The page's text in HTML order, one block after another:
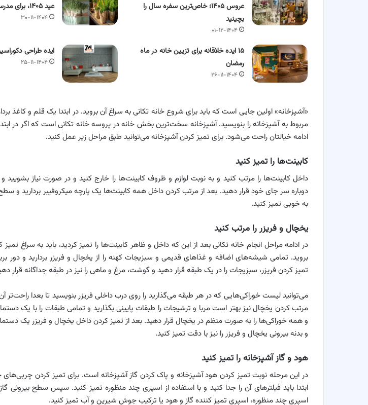
عروس ۱۴۰۵؛ خاص‌ترین سفره سال را
بچینید
۰۱-۱۲-۱۴۰۴
عید ۱۴۰۵، برای مدرسه، خانه و …
۳۰-۱۱-۱۴۰۴
۱۵ ایده خلاقانه برای تزیین خانه در ماه
رمضان
۲۶-۱۱-۱۴۰۴
ایده طراحی
۲۵-۱۱-۱۴۰۴
«آشپزخانه» اولین جایی است که باید برای شروع خانه تکانی به سراغ آن بروید. در ابتدا یک قلم و کاغذ
مربوط به آشپزخانه را بنویسید. آشپزخانه سخت‌ترین بخش خانه در پروسه خانه تکانی است که اگر در ابتدا
ادامه خیالتان راحت می‌شود. برای تمیز کردن آشپزخانه می‌توانید طبق مراحل زیر عمل کنید.
کابینت‌ها را تمیز کنید
داخل کابینت‌ها را مرتب کنید و به نوبت لوازم و ظروف کابینت‌ها را خارج کنید و در صورت نیاز
دوباره سر جای خود قرار دهید. بعد از مرتب کردن داخل همه کابینت‌ها یک پارچه میکروفیبر بردارید و سطح
به خوبی تمیز کنید.
یخچال و فریزر را مرتب کنید
در ادامه مراحل انجام خانه تکانی بعد از این که داخل و ظاهر کابینت‌ها را تمیز کردید، باید به سراغ
بروید. تمامی شیشه‌های اضافه و غذاهای قدیمی و سبزیجات کهنه را از یخچال و فریزر بردارید و دور
تمیز کردن فریزر، سبزیجات را در یک طبقه قرار دهید و گوشت، مرغ و ماهی را نیز در طبقه جداگانه قرار
می‌توانید لیست خوراکی‌هایی که در هر طبقه می‌گذارید را روی درب داخلی فریزر بنویسید تا بعدا راحت‌تر
مرتب کردن یخچال نیز بهتر است مربا و ترشیجات را طبقات پایینی بگذارید و تمامی طبقات را با یک
و همه خوراکی‌ها را به صورت منظم در یخچال قرار دهید. بعد از تمیز کردن داخل یخچال و فریزر یک
و بدنه بیرونی یخچال و فریزر را نیز با دقت تمیز کنید.
هود و گاز آشپزخانه را تمیز کنید
در این مرحله نوبت تمیز کردن هود آشپزخانه و پاک کردن گاز آشپزخانه است. برای تمیز کردن
ابتدا باید فیلترهای آن را جدا کنید و با استفاده از اسپری چند منظوره تمیز کنید. سپس سطح بیرونی
اسپری چند منظوره، اسپری تمیز کننده گاز و هود یا ترکیب جوش شیرین و آب تمیز کنید.